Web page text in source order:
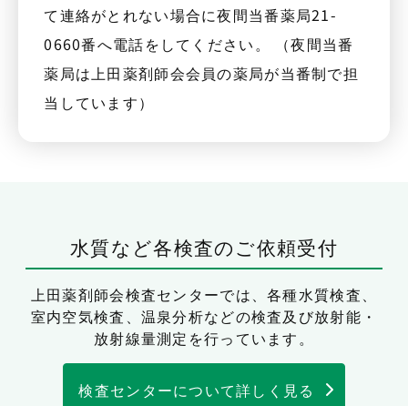
て連絡がとれない場合に夜間当番薬局21-
0660番へ電話をしてください。 （夜間当番
薬局は上田薬剤師会会員の薬局が当番制で担
当しています）
水質など各検査のご依頼受付
上田薬剤師会検査センターでは、各種水質検査、
室内空気検査、温泉分析などの検査及び放射能・
放射線量測定を行っています。
検査センターについて詳しく見る